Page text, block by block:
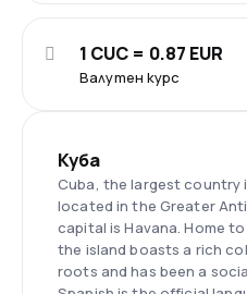
Валутен курс
1 CUC = 0.87 EUR
Куба
Cuba, the largest country
located in the Greater
capital is Havana. Home
the island boasts a rich
roots and has been a